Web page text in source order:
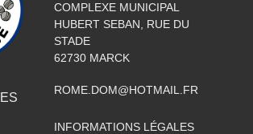
COMPLEXE MUNICIPAL
HUBERT SEBAN, RUE DU
STADE
62730 MARCK
ROME.DOM@HOTMAIL.FR
INFORMATIONS LÉGALES